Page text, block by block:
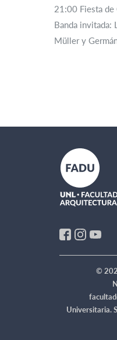
21:00 Fiesta de
Banda invitada:
Müller y
©
Universitaria.